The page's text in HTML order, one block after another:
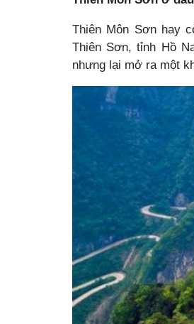
Thiên Môn Sơn hay
Thiên Sơn, tỉnh Hồ
nhưng lại mở ra một